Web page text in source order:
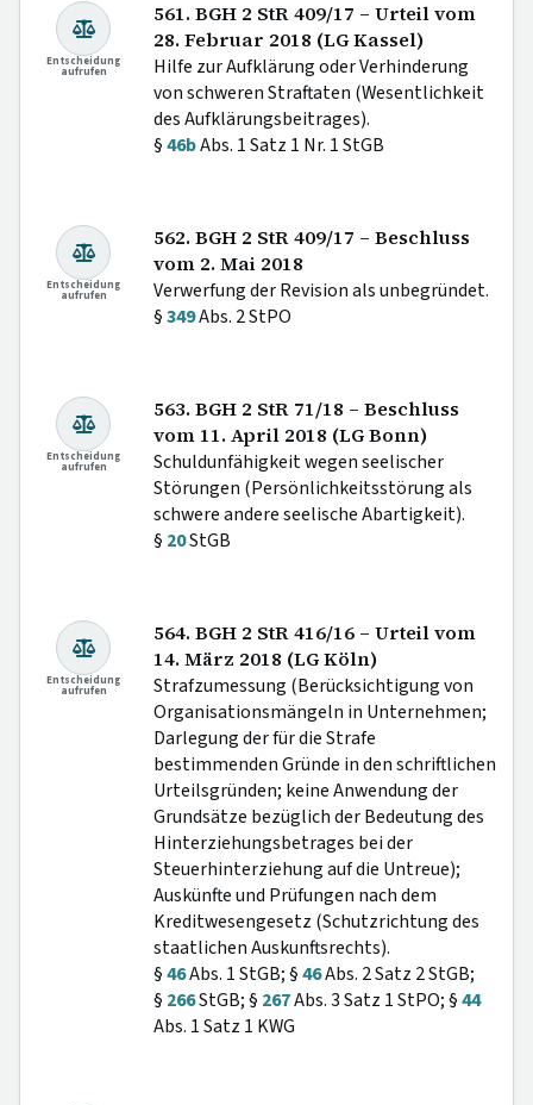
Entscheidung
aufrufen
561. BGH 2 StR 409/17 – Urteil vom
28. Februar 2018 (LG Kassel)
Hilfe zur Aufklärung oder Verhinderung
von schweren Straftaten (Wesentlichkeit
des Aufklärungsbeitrages).
§46bAbs. 1 Satz 1 Nr. 1 StGB
Entscheidung
aufrufen
562. BGH 2 StR 409/17 – Beschluss
vom 2. Mai 2018
Verwerfung der Revision als unbegründet.
§349Abs. 2 StPO
Entscheidung
aufrufen
563. BGH 2 StR 71/18 – Beschluss
vom 11. April 2018 (LG Bonn)
Schuldunfähigkeit wegen seelischer
Störungen (Persönlichkeitsstörung als
schwere andere seelische Abartigkeit).
§ 20StGB
Entscheidung
aufrufen
564. BGH 2 StR 416/16 – Urteil vom
14. März 2018 (LG Köln)
Strafzumessung (Berücksichtigung von
Organisationsmängeln in Unternehmen;
Darlegung der für die Strafe
bestimmenden Gründe in den schriftlichen
Urteilsgründen; keine Anwendung der
Grundsätze bezüglich der Bedeutung des
Hinterziehungsbetrages bei der
Steuerhinterziehung auf die Untreue);
Auskünfte und Prüfungen nach dem
Kreditwesengesetz (Schutzrichtung des
staatlichen Auskunftsrechts).
§46Abs. 1 StGB; §46Abs. 2 Satz 2 StGB;
§ 266StGB; § 267Abs. 3 Satz 1 StPO; §44
Abs. 1 Satz 1 KWG